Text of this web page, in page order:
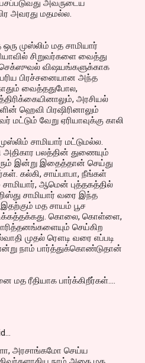
அவருடைய
அவரது மதமல்ல.
முஸ்லிம் மத சாமியார்
சிறுவர்களை வைத்து
விஷயங்களுக்காக
பிரச்சனையான அந்த
வைத்ததுபோல,
அரசியல்
ஹெவி பிரஷிரினாலும்
மட்டும் வேறு ஏரியாவுக்கு காலி
சாமியார் மட்டுமல்ல.
பலத்தின் துணையும்
இன்று இதைத்தான் செய்து
கல்கி, சாய்பாபா, நீங்கள்
ஆமென் புத்தகத்தில்
சாமியார் வரை இந்த
இதற்கும் மத சாயம் பூச
கொலை, கொள்ளை,
செய்கிற
முதல் ரௌடி வரை எப்படி
நாம் பார்த்துக்கொண்டுதான்
ரீதியாக பார்க்கிறீர்கள்....
அரசாங்கமோ செய்ய